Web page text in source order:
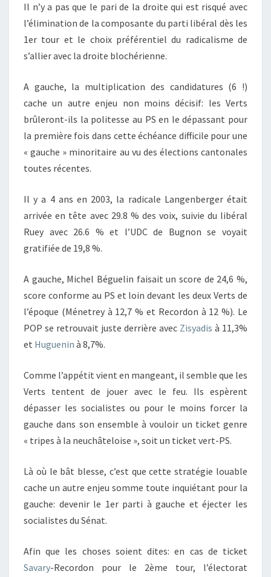
Il n’y a pas que le pari de la droite qui est risqué avec
l’élimination de la composante du parti libéral dès les
1er tour et le choix préférentiel du radicalisme de
s’allier avec la droite blochérienne.
A gauche, la multiplication des candidatures (6 !)
cache un autre enjeu non moins décisif: les Verts
brûleront-ils la politesse au PS en le dépassant pour
la première fois dans cette échéance difficile pour une
« gauche » minoritaire au vu des élections cantonales
toutes récentes.
Il y a 4 ans en 2003, la radicale Langenberger était
arrivée en tête avec 29.8 % des voix, suivie du libéral
Ruey avec 26.6 % et l’UDC de Bugnon se voyait
gratifiée de 19,8 %.
A gauche, Michel Béguelin faisait un score de 24,6 %,
score conforme au PS et loin devant les deux Verts de
l’époque (Ménetrey à 12,7 % et Recordon à 12 %). Le
POP se retrouvait juste derrière avec Zisyadis à 11,3%
et Huguenin à 8,7%.
Comme l’appétit vient en mangeant, il semble que les
Verts tentent de jouer avec le feu. Ils espèrent
dépasser les socialistes ou pour le moins forcer la
gauche dans son ensemble à vouloir un ticket genre
« tripes à la neuchâteloise », soit un ticket vert-PS.
Là où le bât blesse, c’est que cette stratégie louable
cache un autre enjeu somme toute inquiétant pour la
gauche: devenir le 1er parti à gauche et éjecter les
socialistes du Sénat.
Afin que les choses soient dites: en cas de ticket
Savary-Recordon pour le 2ème tour, l’électorat